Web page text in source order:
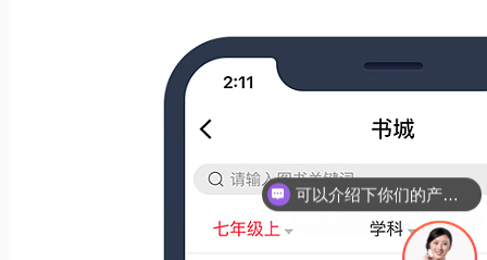
你们是怎么收费的呢